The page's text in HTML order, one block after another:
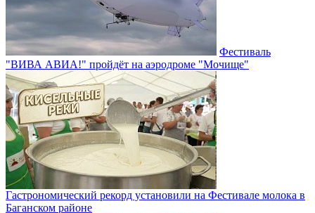
Фестиваль
"ВИВА АВИА!" пройдёт на аэродроме "Мочище"
Гастрономический рекорд установили на Фестивале молока в
Баганском районе